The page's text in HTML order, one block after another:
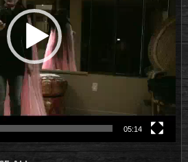
05:14